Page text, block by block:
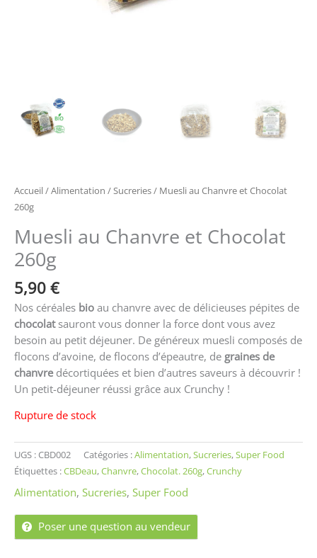
Accueil/Alimentation /Sucreries/ Muesli au Chanvre et Chocolat
260g
Muesli au Chanvre et Chocolat
260g
5,90 €
Nos céréales bio au chanvre avec de délicieuses pépites de
chocolatsauront vous donner la force dont vous avez
besoin au petit déjeuner. De généreux muesli composés de
flocons d’avoine, de flocons d’épeautre, de graines de
chanvredécortiquées et bien d’autres saveurs à découvrir !
Un petit-déjeuner réussi grâce aux Crunchy !
Rupture de stock
UGS : CBD002 Catégories :Alimentation,Sucreries,Super Food
Étiquettes :CBDeau,Chanvre,Chocolat. 260g,Crunchy
Alimentation, Sucreries, Super Food
Poser une question au vendeur